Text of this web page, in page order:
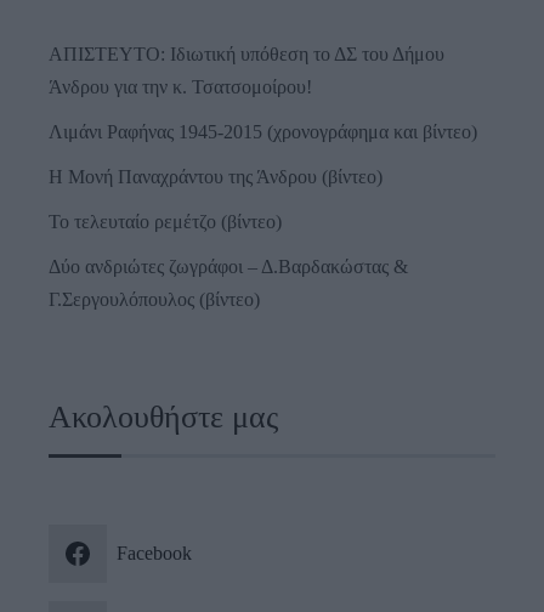
ΑΠΙΣΤΕΥΤΟ: Ιδιωτική υπόθεση το ΔΣ του Δήμου
Άνδρου για την κ. Τσατσομοίρου!
Λιμάνι Ραφήνας 1945-2015 (χρονογράφημα και βίντεο)
Η Μονή Παναχράντου της Άνδρου (βίντεο)
Το τελευταίο ρεμέτζο (βίντεο)
Δύο ανδριώτες ζωγράφοι – Δ.Βαρδακώστας &
Γ.Σεργουλόπουλος (βίντεο)
Ακολουθήστε μας
Facebook